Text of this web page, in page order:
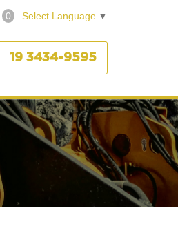
0 Select Language ▼
19 3434-9595